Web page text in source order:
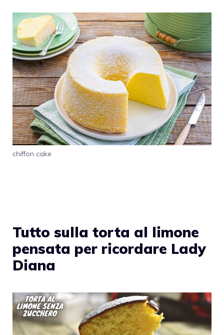
chiffon cake
Tutto sulla torta al limone
pensata per ricordare Lady
Diana